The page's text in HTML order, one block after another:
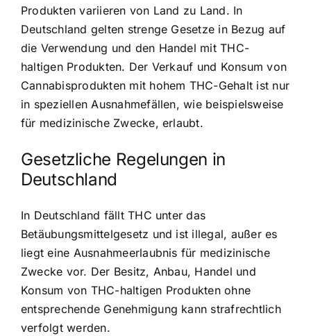
Produkten variieren von Land zu Land. In
Deutschland gelten strenge Gesetze in Bezug auf
die Verwendung und den Handel mit THC-
haltigen Produkten. Der Verkauf und Konsum von
Cannabisprodukten mit hohem THC-Gehalt ist nur
in speziellen Ausnahmefällen, wie beispielsweise
für medizinische Zwecke, erlaubt.
Gesetzliche Regelungen in
Deutschland
In Deutschland fällt THC unter das
Betäubungsmittelgesetz und ist illegal, außer es
liegt eine Ausnahmeerlaubnis für medizinische
Zwecke vor. Der Besitz, Anbau, Handel und
Konsum von THC-haltigen Produkten ohne
entsprechende Genehmigung kann strafrechtlich
verfolgt werden.